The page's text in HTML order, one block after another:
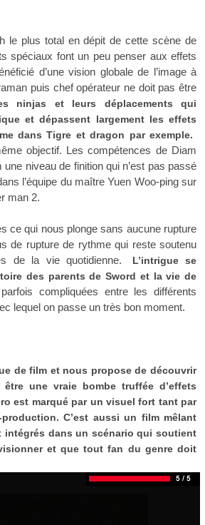
le plus total en dépit de cette scène de
spéciaux font un peu penser aux effets
d’une vision globale de l’image à
puis chef opérateur ne doit pas être
ninjas et leurs déplacements qui
et dépassent largement les effets
dans Tigre et dragon par exemple.
objectif. Les compétences de Diam
niveau de finition qui n’est pas passé
l’équipe du maître Yuen Woo-ping sur
man 2.
ce qui nous plonge sans aucune rupture
de rupture de rythme qui reste soutenu
de la vie quotidienne.
L’intrigue se
des parents de Sword et la vie de
compliquées entre les différents
lequel on passe un très bon moment.
de film et nous propose de découvrir
une vraie bombe truffée d’effets
est marqué par un visuel fort tant par
C’est aussi un film mêlant
intégrés dans un scénario qui soutient
et que tout fan du genre doit